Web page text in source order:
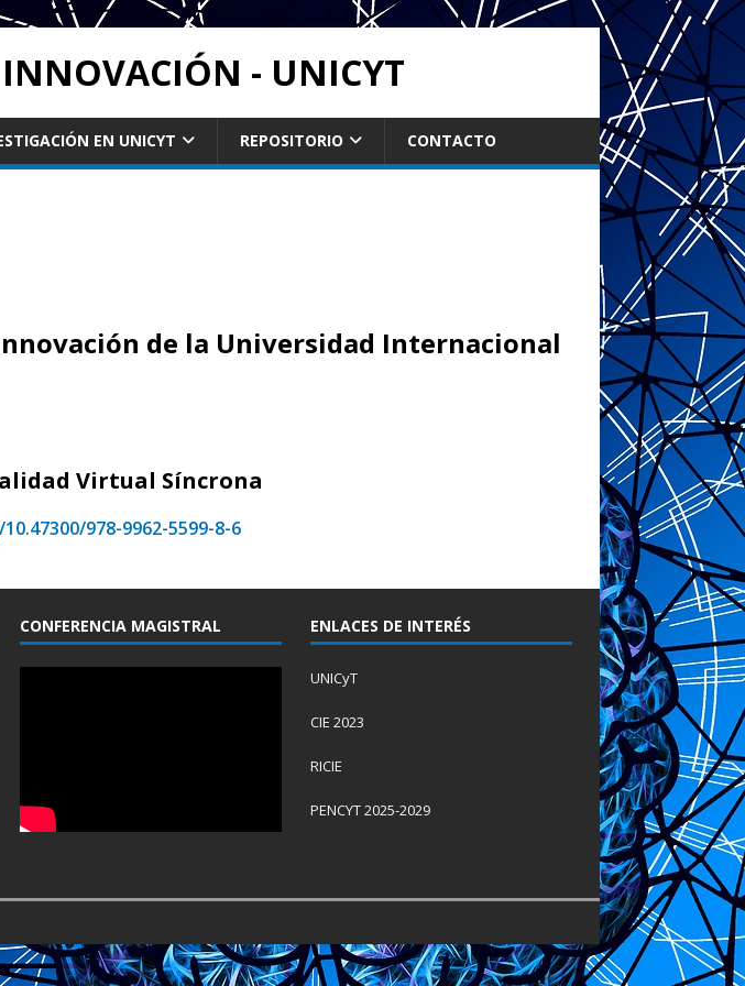
- UNICYT
EN UNICYT REPOSITORIO CONTACTO
de la Universidad Internacional
Virtual Síncrona
978-9962-5599-8-6
CONFERENCIA MAGISTRAL ENLACES DE INTERÉS
UNICyT
CIE 2023
RICIE
PENCYT 2025-2029